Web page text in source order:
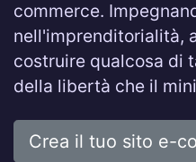
commerce.
nell'imprenditorialità,
costruire qualcosa di
della libertà che il
Crea il tuo sito e-